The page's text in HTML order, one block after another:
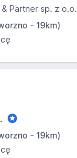
Partner sp. z o.o.
- 19km)
- 19km)